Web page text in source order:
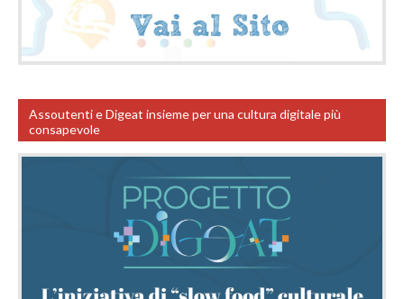
Assoutenti e Digeat insieme per una cultura digitale più
consapevole